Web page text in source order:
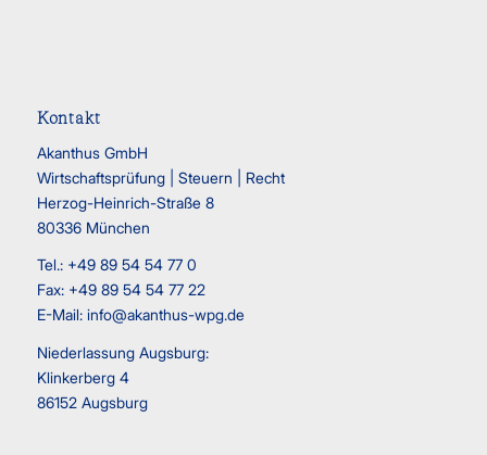
Kontakt
Akanthus GmbH
Wirtschaftsprüfung | Steuern | Recht
Herzog-Heinrich-Straße 8
80336 München
Tel.: +49 89 54 54 77 0
Fax: +49 89 54 54 77 22
E-Mail: info@akanthus-wpg.de
Niederlassung Augsburg:
Klinkerberg 4
86152 Augsburg